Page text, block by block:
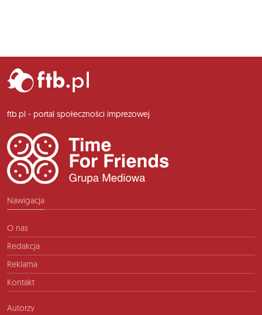
ftb.pl - portal społeczności imprezowej
Nawigacja
O nas
Redakcja
Reklama
Kontakt
Autorzy